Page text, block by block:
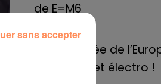
de E=M6
8 mai 2022
Aix : "Journée de
danse et set électro !
sans accepter